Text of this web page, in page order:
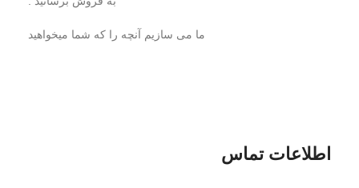
ما می سازیم آنچه را که شما میخواهید
اطلاعات تماس